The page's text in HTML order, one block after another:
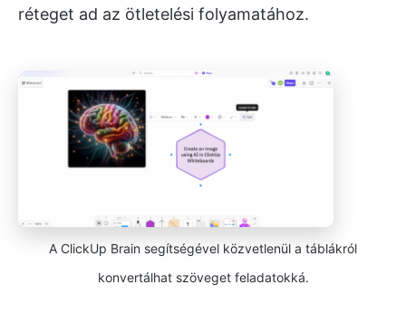
réteget ad az ötletelési folyamatához.
A ClickUp Brain segítségével közvetlenül a táblákról
konvertálhat szöveget feladatokká.